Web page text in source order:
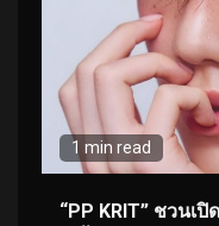
1 min read
“PP KRIT” ชวน